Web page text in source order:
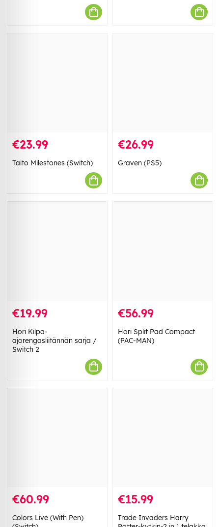
€23.99
Taito Milestones (Switch)
€26.99
Graven (PS5)
€19.99
Hori Kilpa-
ajorengasliitännän sarja /
Switch 2
€56.99
Hori Split Pad Compact
(PAC-MAN)
€60.99
Colors Live (With Pen)
€15.99
Trade Invaders Harry